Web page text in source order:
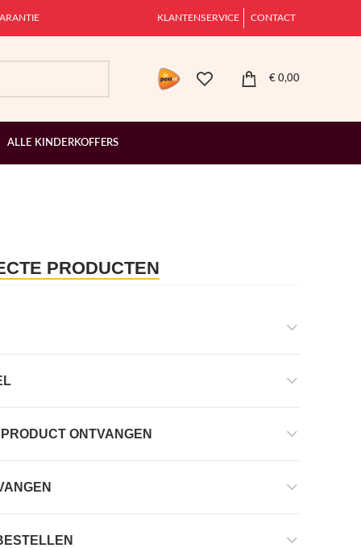
KLANTENSERVICE CONTACT
€ 0,00
ALLE KINDERKOFFERS
PRODUCTEN
ONTVANGEN